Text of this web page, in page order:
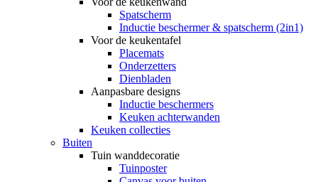
Spatscherm
Inductie beschermer & spatscherm (2in1)
Voor de keukentafel
Placemats
Onderzetters
Dienbladen
Aanpasbare designs
Inductie beschermers
Keuken achterwanden
Keuken collecties
Buiten
Tuin wanddecoratie
Tuinposter